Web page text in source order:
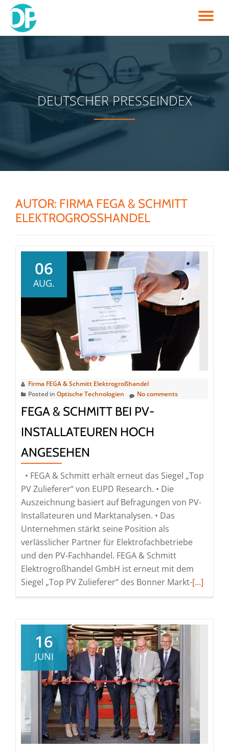
Skip
to
DEUTSCHER PRESSEINDEX
AUTOR: FIRMA FEGA & SCHMITT
ELEKTROGROSSHANDEL
06
AUG.
Firma FEGA & Schmitt Elektrogroßhandel
Posted in Optische Technologien No comments
FEGA & SCHMITT BEI PV-
INSTALLATEUREN HOCH
ANGESEHEN
• FEGA & Schmitt erhält erneut das Siegel „Top
PV Zulieferer“ von EUPD Research. • Die
Auszeichnung basiert auf Befragungen von PV-
Installateuren und Marktanalysen. • Das
Unternehmen stärkt seine Position als
verlässlicher Partner für Elektrofachbetriebe
und den PV-Fachhandel. FEGA & Schmitt
Elektrogroßhandel GmbH ist erneut mit dem
Siegel „Top PV Zulieferer“ des Bonner Markt-Read
[…]
16
JUNI